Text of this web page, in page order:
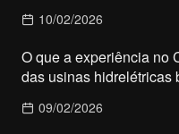
10/02/2026
O que a experiência no
das usinas hidrelétricas
09/02/2026